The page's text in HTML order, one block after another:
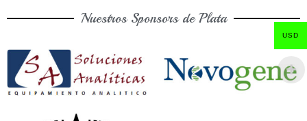
Nuestros Sponsors de Plata
USD